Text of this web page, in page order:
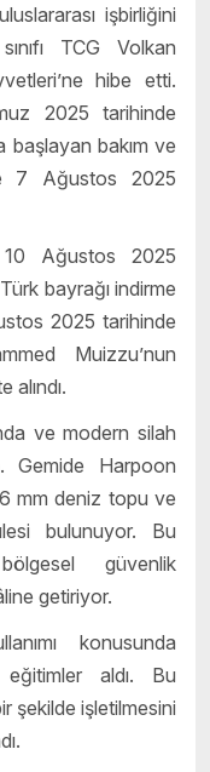
işbirliğini
TCG Volkan
hibe etti.
2025 tarihinde
başlayan bakım ve
7 Ağustos 2025
10 Ağustos 2025
bayrağı indirme
2025 tarihinde
Muizzu’nun
alındı.
ve modern silah
Gemide Harpoon
mm deniz topu ve
bulunuyor. Bu
güvenlik
getiriyor.
konusunda
eğitimler aldı. Bu
şekilde işletilmesini